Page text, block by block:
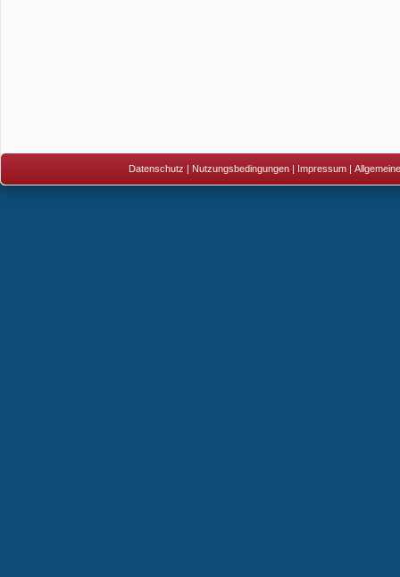
Datenschutz | Nutzungsbedingungen| Impressum|